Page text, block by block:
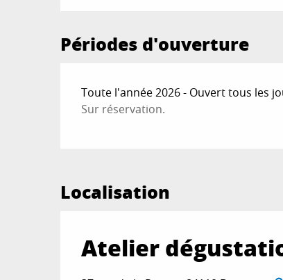
Périodes d'ouverture
Toute l'année 2026 - Ouvert tous les
Sur réservation.
Localisation
Atelier